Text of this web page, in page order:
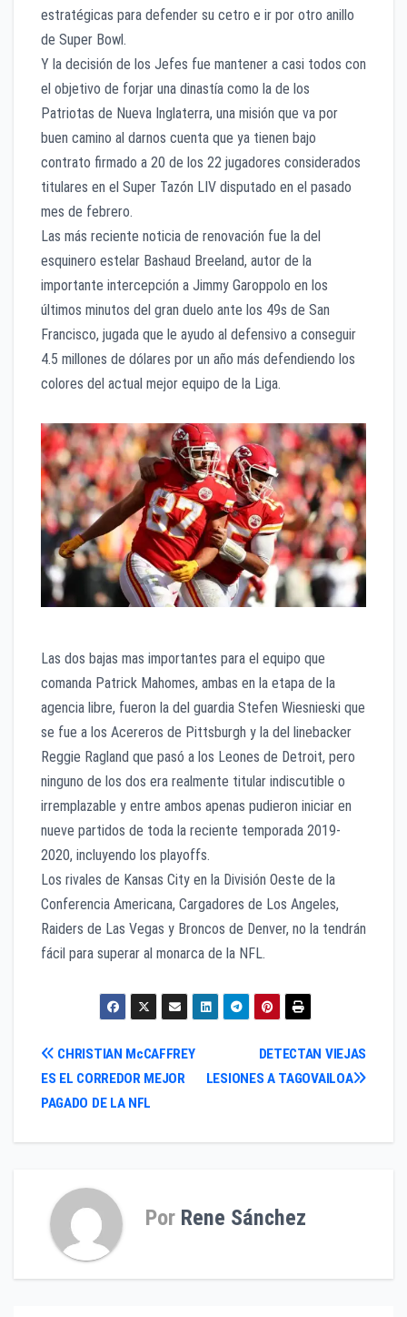
estratégicas para defender su cetro e ir por otro anillo
de Super Bowl.
Y la decisión de los Jefes fue mantener a casi todos con
el objetivo de forjar una dinastía como la de los
Patriotas de Nueva Inglaterra, una misión que va por
buen camino al darnos cuenta que ya tienen bajo
contrato firmado a 20 de los 22 jugadores considerados
titulares en el Super Tazón LIV disputado en el pasado
mes de febrero.
Las más reciente noticia de renovación fue la del
esquinero estelar Bashaud Breeland, autor de la
importante intercepción a Jimmy Garoppolo en los
últimos minutos del gran duelo ante los 49s de San
Francisco, jugada que le ayudo al defensivo a conseguir
4.5 millones de dólares por un año más defendiendo los
colores del actual mejor equipo de la Liga.
Las dos bajas mas importantes para el equipo que
comanda Patrick Mahomes, ambas en la etapa de la
agencia libre, fueron la del guardia Stefen Wiesnieski que
se fue a los Acereros de Pittsburgh y la del linebacker
Reggie Ragland que pasó a los Leones de Detroit, pero
ninguno de los dos era realmente titular indiscutible o
irremplazable y entre ambos apenas pudieron iniciar en
nueve partidos de toda la reciente temporada 2019-
2020, incluyendo los playoffs.
Los rivales de Kansas City en la División Oeste de la
Conferencia Americana, Cargadores de Los Angeles,
Raiders de Las Vegas y Broncos de Denver, no la tendrán
fácil para superar al monarca de la NFL.
Navegación
de
entradas
DETECTAN VIEJAS
LESIONES A TAGOVAILOA
CHRISTIAN McCAFFREY
ES EL CORREDOR MEJOR
PAGADO DE LA NFL
Por Rene Sánchez